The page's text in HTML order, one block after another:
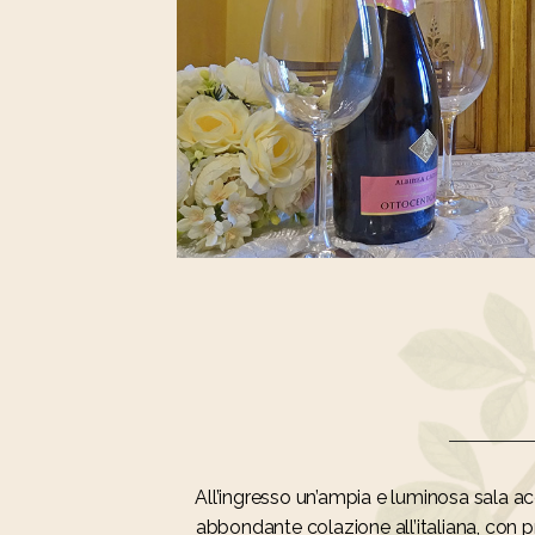
All’ingresso un’ampia e luminosa sala
abbondante colazione all’italiana, con